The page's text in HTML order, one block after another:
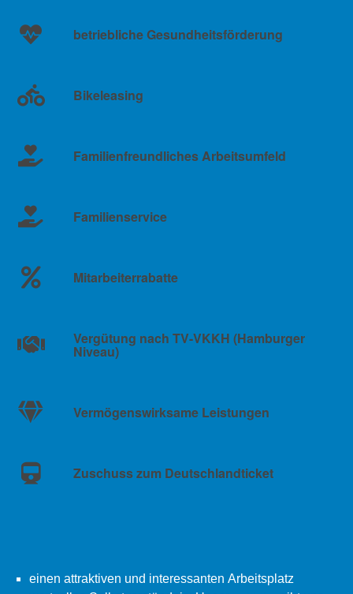
betriebliche Gesundheitsförderung
Bikeleasing
Familienfreundliches Arbeitsumfeld
Familienservice
Mitarbeiterrabatte
Vergütung nach TV-VKKH (Hamburger
Niveau)
Vermögenswirksame Leistungen
Zuschuss zum Deutschlandticket
einen attraktiven und interessanten Arbeitsplatz